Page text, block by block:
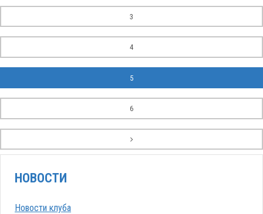
3
4
5
6
НОВОСТИ
Новости клуба